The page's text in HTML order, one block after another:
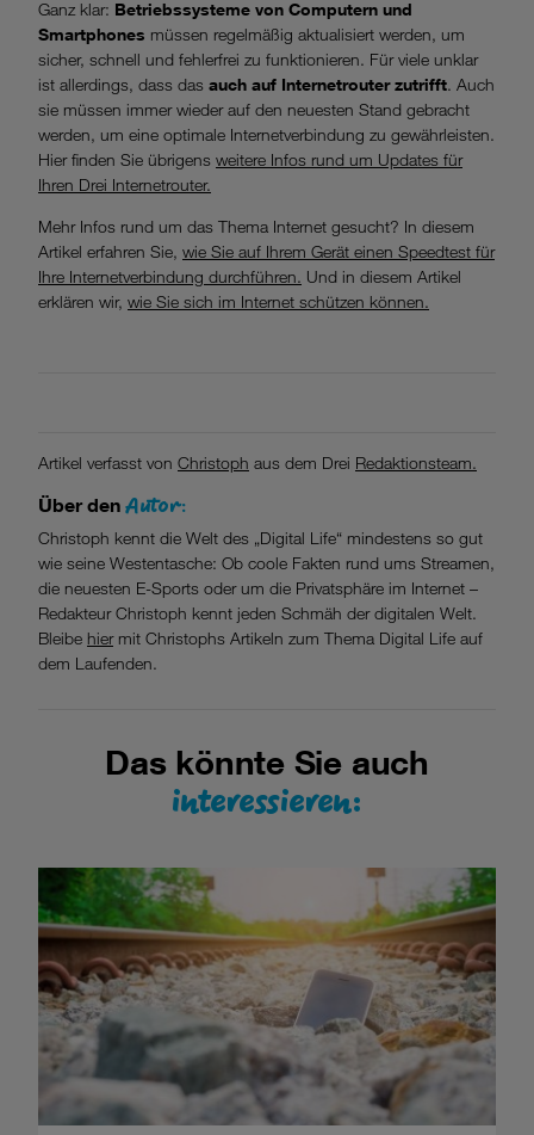
Ganz klar: Betriebssysteme von Computern und
Smartphones müssen regelmäßig aktualisiert werden, um
sicher, schnell und fehlerfrei zu funktionieren. Für viele unklar
ist allerdings, dass das auch auf Internetrouter zutrifft. Auch
sie müssen immer wieder auf den neuesten Stand gebracht
werden, um eine optimale Internetverbindung zu gewährleisten.
Hier finden Sie übrigens weitere Infos rund um Updates für
Ihren Drei Internetrouter.
Mehr Infos rund um das Thema Internet gesucht? In diesem
Artikel erfahren Sie, wie Sie auf Ihrem Gerät einen Speedtest für
Ihre Internetverbindung durchführen. Und in diesem Artikel
erklären wir, wie Sie sich im Internet schützen können.
Artikel verfasst von Christoph aus dem Drei Redaktionsteam.
Über den Autor:
Christoph kennt die Welt des „Digital Life“ mindestens so gut
wie seine Westentasche: Ob coole Fakten rund ums Streamen,
die neuesten E-Sports oder um die Privatsphäre im Internet –
Redakteur Christoph kennt jeden Schmäh der digitalen Welt.
Bleibe hiermit Christophs Artikeln zum Thema Digital Life auf
dem Laufenden.
Das könnte Sie auch
interessieren: